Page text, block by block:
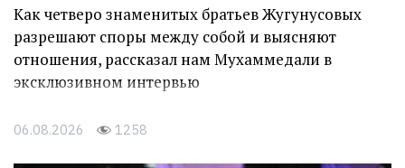
Как четверо знаменитых братьев Жугунусовых
разрешают споры между собой и выясняют
отношения, рассказал нам Мухаммедали в
эксклюзивном интервью
06.08.2026 1258